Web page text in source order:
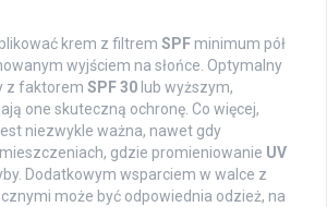
krem z filtrem SPF minimum pół
wyjściem na słońce. Optymalny
z faktorem SPF 30 lub wyższym,
one skuteczną ochronę. Co więcej,
niezwykle ważna, nawet gdy
gdzie promieniowanie UV
Dodatkowym wsparciem w walce z
może być odpowiednia odzież, na